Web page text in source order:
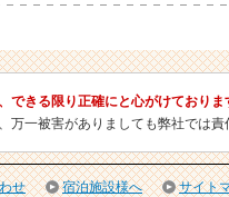
できる限り正確にと心がけており
万一被害がありましても弊社では
せ 宿泊施設様へ サイト